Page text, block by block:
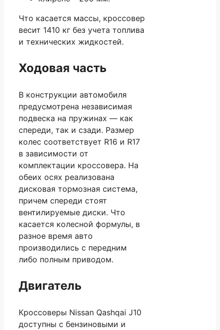
Что касается массы, кроссовер
весит 1410 кг без учета топлива
и технических жидкостей.
Ходовая часть
В конструкции автомобиля
предусмотрена независимая
подвеска на пружинах — как
спереди, так и сзади. Размер
колес соответствует R16 и R17
в зависимости от
комплектации кроссовера. На
обеих осях реализована
дисковая тормозная система,
причем спереди стоят
вентилируемые диски. Что
касается колесной формулы, в
разное время авто
производились с передним
либо полным приводом.
Двигатель
Кроссоверы Nissan Qashqai J10
доступны с бензиновыми и